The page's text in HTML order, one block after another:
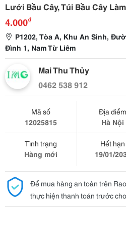
Lưới Bầu Cây, Túi Bầu Cây
4.000₫
P1202, Tòa A, Khu An Sinh,
Đình 1, Nam Từ Liêm
Mai Thu Thủy
0462 538 912
Mã số
12025815
Địa điểm
Hà Nội
Tình trạng
Hàng mới
Hết hạn
19/01/
Để mua hàng an toàn trên
thực hiện thanh toán trước